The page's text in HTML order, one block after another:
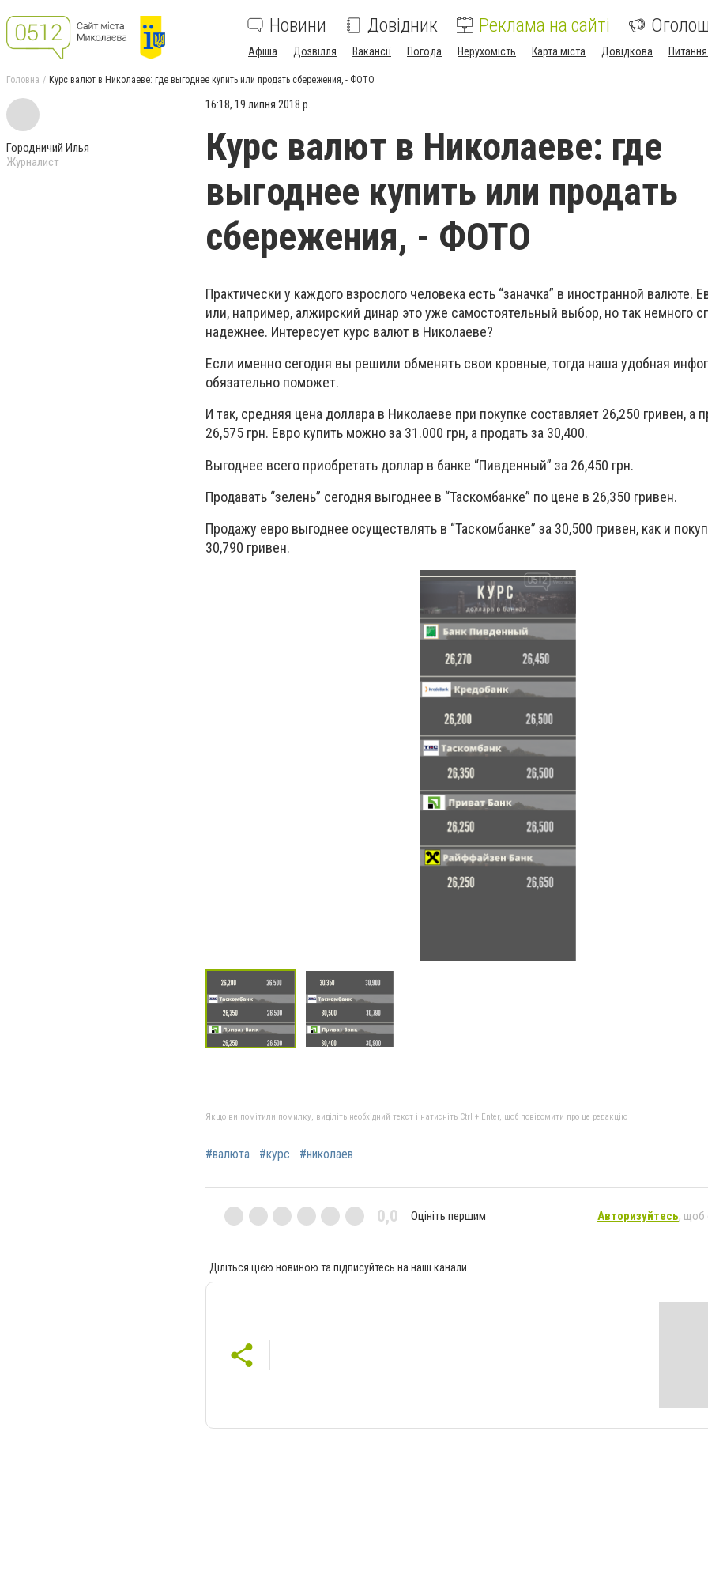
Новини Довідник Реклама на сайті
Афіша Дозвілля Вакансії Погода Нерухомість Карта міста Довідкова
Головна Курс валют в Николаеве: где выгоднее купить или продать сбережения, - ФОТО
Городничий Илья
Журналист
16:18, 19 липня 2018 р.
Курс валют в Николаеве: где
выгоднее купить или продать
сбережения, - ФОТО
Практически у каждого взрослого человека есть “заначка” в иностранной валюте.
или, например, алжирский динар это уже самостоятельный выбор, но так немного
надежнее. Интересует курс валют в Николаеве?
Если именно сегодня вы решили обменять свои кровные, тогда наша удобная
обязательно поможет.
И так, средняя цена доллара в Николаеве при покупке составляет 26,250 гривен, а
26,575 грн. Евро купить можно за 31.000 грн, а продать за 30,400.
Выгоднее всего приобретать доллар в банке “Пивденный” за 26,450 грн.
Продавать “зелень” сегодня выгоднее в “Таскомбанке” по цене в 26,350 гривен.
Продажу евро выгоднее осуществлять в “Таскомбанке” за 30,500 гривен, как и
30,790 гривен.
Якщо ви помітили помилку, виділіть необхідний текст і натисніть Ctrl + Enter, щоб повідомити про це редакцію
#валюта #курс #николаев
0,0 Оцініть першим Авторизуйтесь, щоб
Діліться цією новиною та підписуйтесь на наші канали